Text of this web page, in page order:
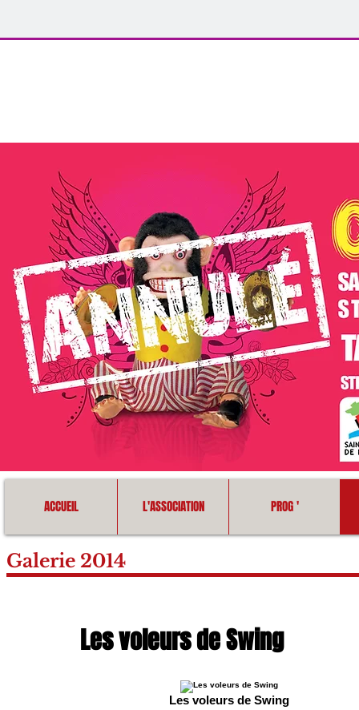
ACCUEIL L'ASSOCIATION PROG '
Galerie 2014
Les voleurs de Swing
Les voleurs de Swing